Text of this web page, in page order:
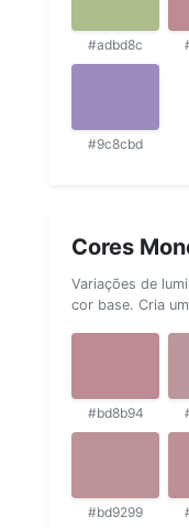
#adbd8c
#9c8cbd
Cores
Variações de
cor base. Cria
#bd8b94
#bd9299